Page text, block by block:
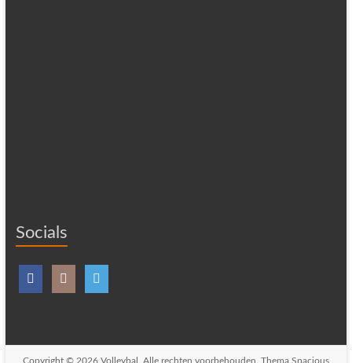
Socials
Copyright © 2026 Volleybal . Alle rechten voorbehouden. Thema Spacious